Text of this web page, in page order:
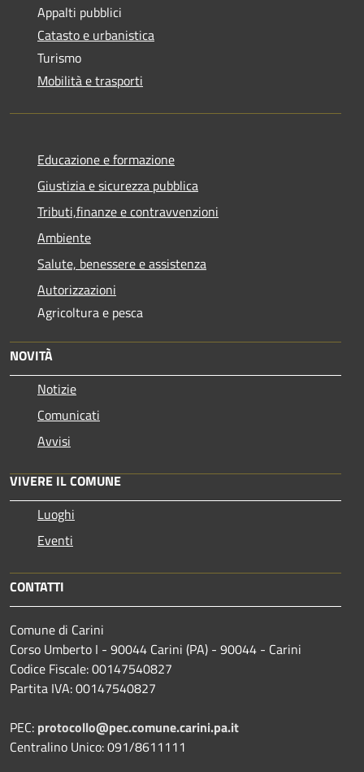
Appalti pubblici
Catasto e urbanistica
Turismo
Mobilità e trasporti
Educazione e formazione
Giustizia e sicurezza pubblica
Tributi,finanze e contravvenzioni
Ambiente
Salute, benessere e assistenza
Autorizzazioni
Agricoltura e pesca
NOVITÀ
Notizie
Comunicati
Avvisi
VIVERE IL COMUNE
Luoghi
Eventi
CONTATTI
Comune di Carini
Corso Umberto I - 90044 Carini (PA) - 90044 - Carini
Codice Fiscale: 00147540827
Partita IVA: 00147540827
PEC: protocollo@pec.comune.carini.pa.it
Centralino Unico: 091/8611111